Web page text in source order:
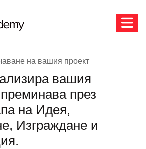
на вашия проект
вашия
през
на Идея,
Изграждане и